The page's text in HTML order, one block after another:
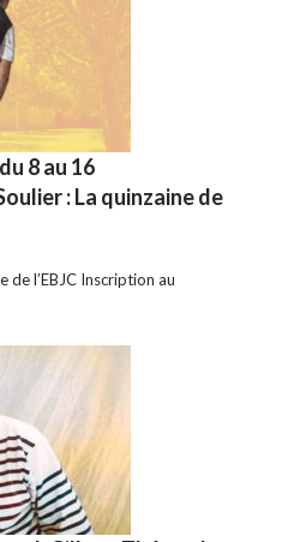
8 au 16
: La quinzaine de
l’EBJC Inscription au